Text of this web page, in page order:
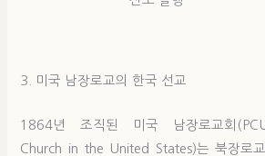
3. 미국 남장로교의 한국 선교
1864년 조직된 미국 남장로교회
Church in the United States)는 북장로